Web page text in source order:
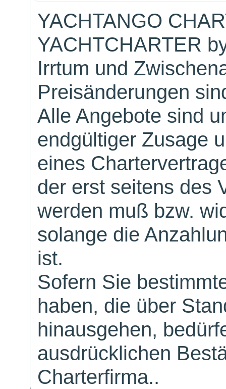
YACHTANGO
YACHTCHARTER
Irrtum und
Preisänderungen
Alle Angebote sind
endgültiger Zusage
eines
der erst seitens des
werden muß bzw.
solange die
ist.
Sofern Sie
haben, die über
hinausgehen,
ausdrücklichen
Charterfirma..